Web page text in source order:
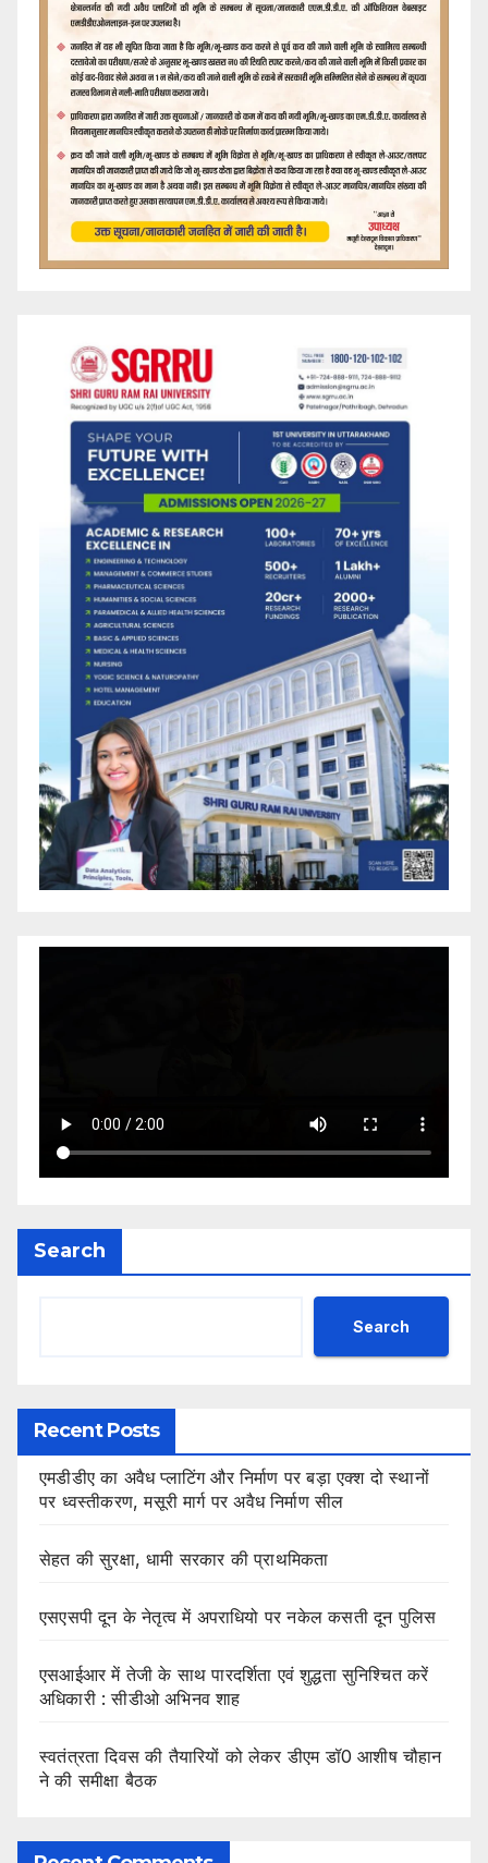
Search
Search
Recent Posts
एमडीडीए का अवैध प्लाटिंग और निर्माण पर बड़ा एक्श दो स्थानों
पर ध्वस्तीकरण, मसूरी मार्ग पर अवैध निर्माण सील
सेहत की सुरक्षा, धामी सरकार की प्राथमिकता
एसएसपी दून के नेतृत्व में अपराधियो पर नकेल कसती दून पुलिस
एसआईआर में तेजी के साथ पारदर्शिता एवं शुद्धता सुनिश्चित करें
अधिकारी : सीडीओ अभिनव शाह
स्वतंत्रता दिवस की तैयारियों को लेकर डीएम डॉ0 आशीष चौहान
ने की समीक्षा बैठक